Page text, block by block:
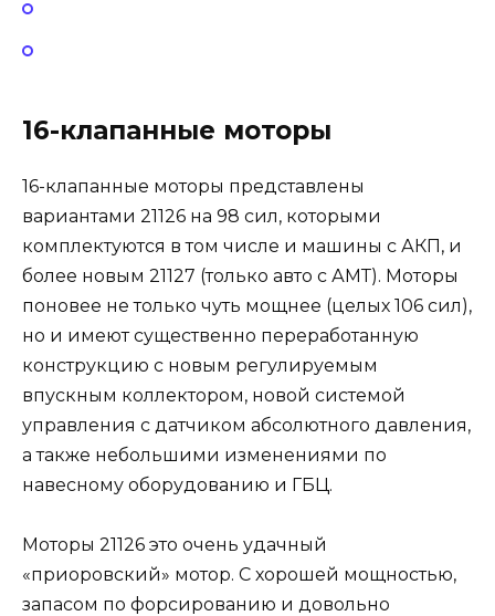
16-клапанные моторы
16-клапанные моторы представлены
вариантами 21126 на 98 сил, которыми
комплектуются в том числе и машины с АКП, и
более новым 21127 (только авто с АМТ). Моторы
поновее не только чуть мощнее (целых 106 сил),
но и имеют существенно переработанную
конструкцию с новым регулируемым
впускным коллектором, новой системой
управления с датчиком абсолютного давления,
а также небольшими изменениями по
навесному оборудованию и ГБЦ.
Моторы 21126 это очень удачный
«приоровский» мотор. С хорошей мощностью,
запасом по форсированию и довольно